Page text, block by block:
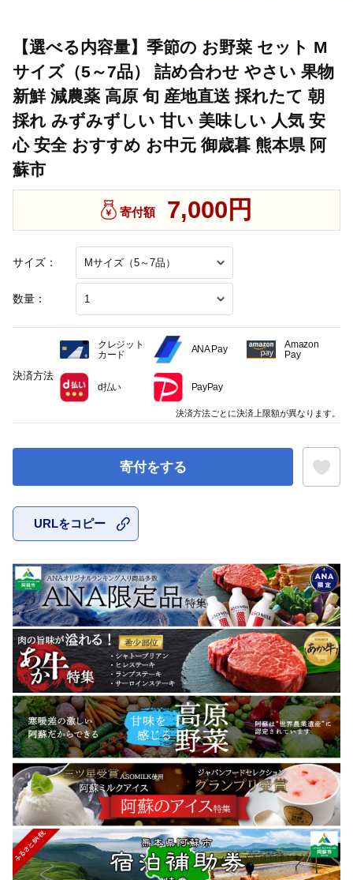
【選べる内容量】季節の お野菜 セット M
サイズ（5～7品） 詰め合わせ やさい 果物
新鮮 減農薬 高原 旬 産地直送 採れたて 朝
採れ みずみずしい 甘い 美味しい 人気 安
心 安全 おすすめ お中元 御歳暮 熊本県 阿
蘇市
サイズ：
数量：
寄付額 7,000円
寄付をする
URLをコピー
決済方法
クレジット
カード
ANA Pay
Amazon
Pay
d払い PayPay
決済方法ごとに決済上限額が異なります。